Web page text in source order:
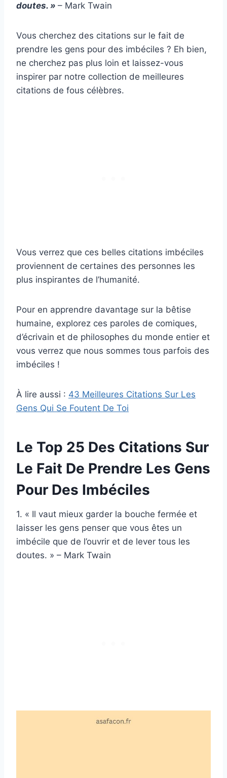
doutes. » – Mark Twain
Vous cherchez des citations sur le fait de
prendre les gens pour des imbéciles ? Eh bien,
ne cherchez pas plus loin et laissez-vous
inspirer par notre collection de meilleures
citations de fous célèbres.
Vous verrez que ces belles citations imbéciles
proviennent de certaines des personnes les
plus inspirantes de l’humanité.
Pour en apprendre davantage sur la bêtise
humaine, explorez ces paroles de comiques,
d’écrivain et de philosophes du monde entier et
vous verrez que nous sommes tous parfois des
imbéciles !
À lire aussi : 43 Meilleures Citations Sur Les
Gens Qui Se Foutent De Toi
Le Top 25 Des Citations Sur
Le Fait De Prendre Les Gens
Pour Des Imbéciles
1. « Il vaut mieux garder la bouche fermée et
laisser les gens penser que vous êtes un
imbécile que de l’ouvrir et de lever tous les
doutes. » – Mark Twain